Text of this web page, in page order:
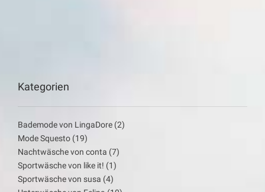
Kategorien
Bademode von LingaDore (2)
Mode Squesto (19)
Nachtwäsche von conta (7)
Sportwäsche von like it! (1)
Sportwäsche von susa (4)